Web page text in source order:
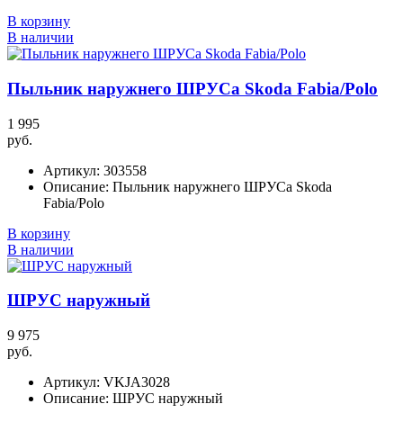
В корзину
В наличии
Пыльник наружнего ШРУСа Skoda Fabia/Polo
1 995
руб.
Артикул: 303558
Описание: Пыльник наружнего ШРУСа Skoda
Fabia/Polo
В корзину
В наличии
ШРУС наружный
9 975
руб.
Артикул: VKJA3028
Описание: ШРУС наружный